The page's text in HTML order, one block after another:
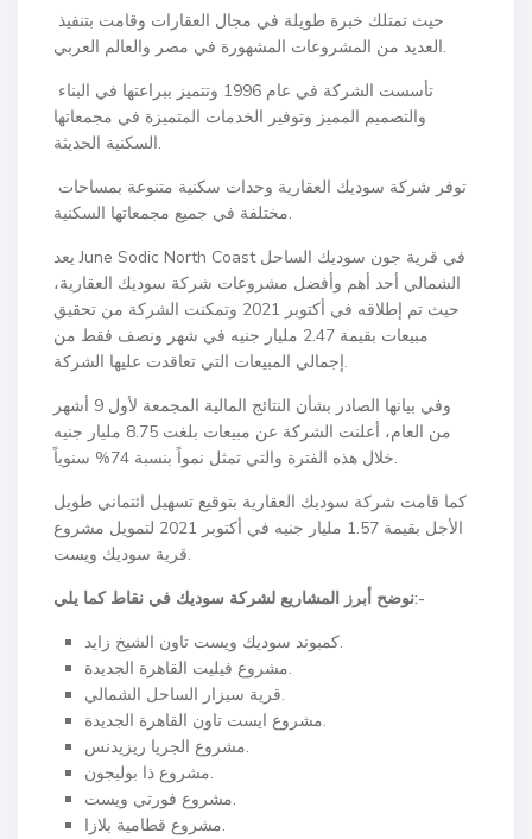
العديد من المشروعات المشهورة في مصر والعالم العربي.
والتصميم المميز وتوفير الخدمات المتميزة في مجمعاتها
السكنية الحديثة.
مختلفة في جميع مجمعاتها السكنية.
يعد June Sodic North Coast في قرية جون سوديك الساحل
الشمالي أحد أهم وأفضل مشروعات شركة سوديك العقارية،
حيث تم إطلاقه في أكتوبر 2021 وتمكنت الشركة من تحقيق
مبيعات بقيمة 2.47 مليار جنيه في شهر ونصف فقط من
إجمالي المبيعات التي تعاقدت عليها الشركة.
وفي بيانها الصادر بشأن النتائج المالية المجمعة لأول 9 أشهر
من العام، أعلنت الشركة عن مبيعات بلغت 8.75 مليار جنيه
خلال هذه الفترة والتي تمثل نمواً بنسبة 74% سنوياً.
كما قامت شركة سوديك العقارية بتوقيع تسهيل ائتماني طويل
الأجل بقيمة 1.57 مليار جنيه في أكتوبر 2021 لتمويل مشروع
قرية سوديك ويست.
نوضح أبرز المشاريع لشركة سوديك في نقاط كما يلي:-
كمبوند سوديك ويست تاون الشيخ زايد.
مشروع فيليت القاهرة الجديدة.
قرية سيزار الساحل الشمالي.
مشروع ايست تاون القاهرة الجديدة.
مشروع الجريا ريزيدنس.
مشروع ذا بوليجون.
مشروع فورتي ويست.
مشروع قطامية بلازا.